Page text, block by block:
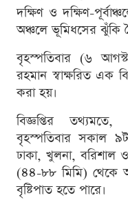
দক্ষিণ ও দক্ষিণ-
অঞ্চলে ভূমিধসের ঝুঁকি
বৃহস্পতিবার (৬
রহমান স্বাক্ষরিত এক
করা হয়।
বিজ্ঞপ্তির
বৃহস্পতিবার সকাল
ঢাকা, খুলনা, বরিশাল ও
(৪৪-৮৮ মিমি) থেকে
বৃষ্টিপাত হতে পারে।